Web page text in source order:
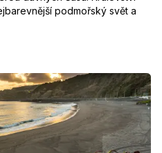
podmořský svět a